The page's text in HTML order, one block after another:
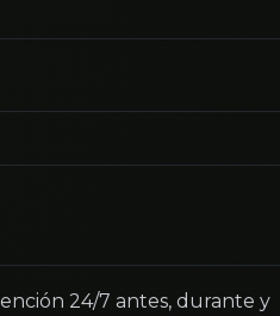
24/7 antes, durante y